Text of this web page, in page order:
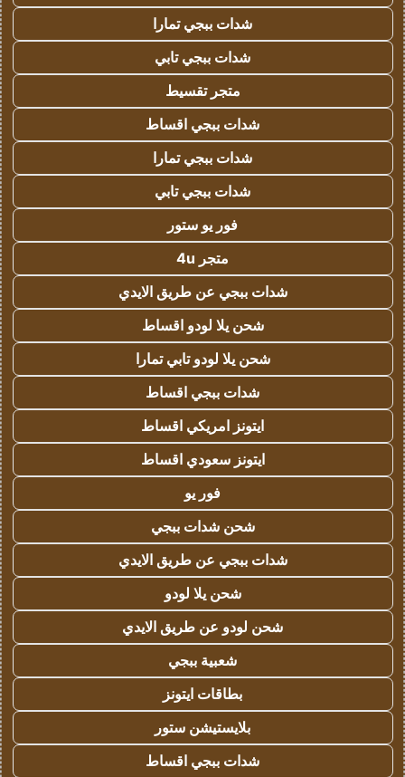
شدات ببجي تمارا
شدات ببجي تابي
متجر تقسيط
شدات ببجي اقساط
شدات ببجي تمارا
شدات ببجي تابي
فور يو ستور
متجر 4u
شدات ببجي عن طريق الايدي
شحن يلا لودو اقساط
شحن يلا لودو تابي تمارا
شدات ببجي اقساط
ايتونز امريكي اقساط
ايتونز سعودي اقساط
فور يو
شحن شدات ببجي
شدات ببجي عن طريق الايدي
شحن يلا لودو
شحن لودو عن طريق الايدي
شعبية ببجي
بطاقات ايتونز
بلايستيشن ستور
شدات ببجي اقساط